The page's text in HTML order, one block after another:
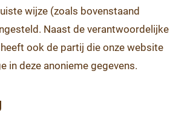
wijze (zoals bovenstaand
Naast de verantwoordelijke
ook de partij die onze website
in deze anonieme gegevens.